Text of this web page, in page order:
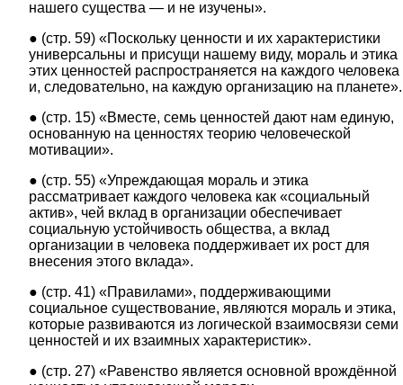
нашего существа ― и не изучены».
● (стр. 59) «Поскольку ценности и их характеристики
универсальны и присущи нашему виду, мораль и этика
этих ценностей распространяется на каждого человека
и, следовательно, на каждую организацию на планете».
● (стр. 15) «Вместе, семь ценностей дают нам единую,
основанную на ценностях теорию человеческой
мотивации».
● (стр. 55) «Упреждающая мораль и этика
рассматривает каждого человека как «социальный
актив», чей вклад в организации обеспечивает
социальную устойчивость общества, а вклад
организации в человека поддерживает их рост для
внесения этого вклада».
● (стр. 41) «Правилами», поддерживающими
социальное существование, являются мораль и этика,
которые развиваются из логической взаимосвязи семи
ценностей и их взаимных характеристик».
● (стр. 27) «Равенство является основной врождённой